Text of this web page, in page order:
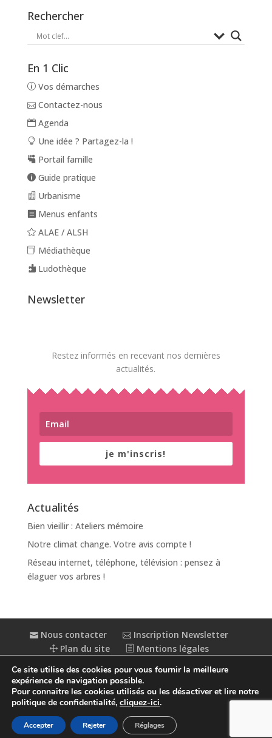
Rechercher
En 1 Clic
Vos démarches
Contactez-nous
Agenda
Une idée ? Partagez-la !
Portail famille
Guide pratique
Urbanisme
Menus enfants
ALAE / ALSH
Médiathèque
Ludothèque
Newsletter
Restez informés en recevant nos dernières
actualités.
je m'inscris!
Actualités
Bien vieillir : Ateliers mémoire
Notre climat change. Votre avis compte !
Réseau internet, téléphone, télévision : pensez à
élaguer vos arbres !
Nous contacter
Inscription Newsletter
Plan du site
Mentions légales
Accessibilité : partiellement conforme
© Conception Agence CosiWeb
Ce site utilise des cookies pour vous fournir la meilleure
expérience de navigation possible.
Pour connaitre les cookies utilisés ou les désactiver et lire notre
politique de confidentialité, cliquez-ici.
Accepter Rejeter Réglages